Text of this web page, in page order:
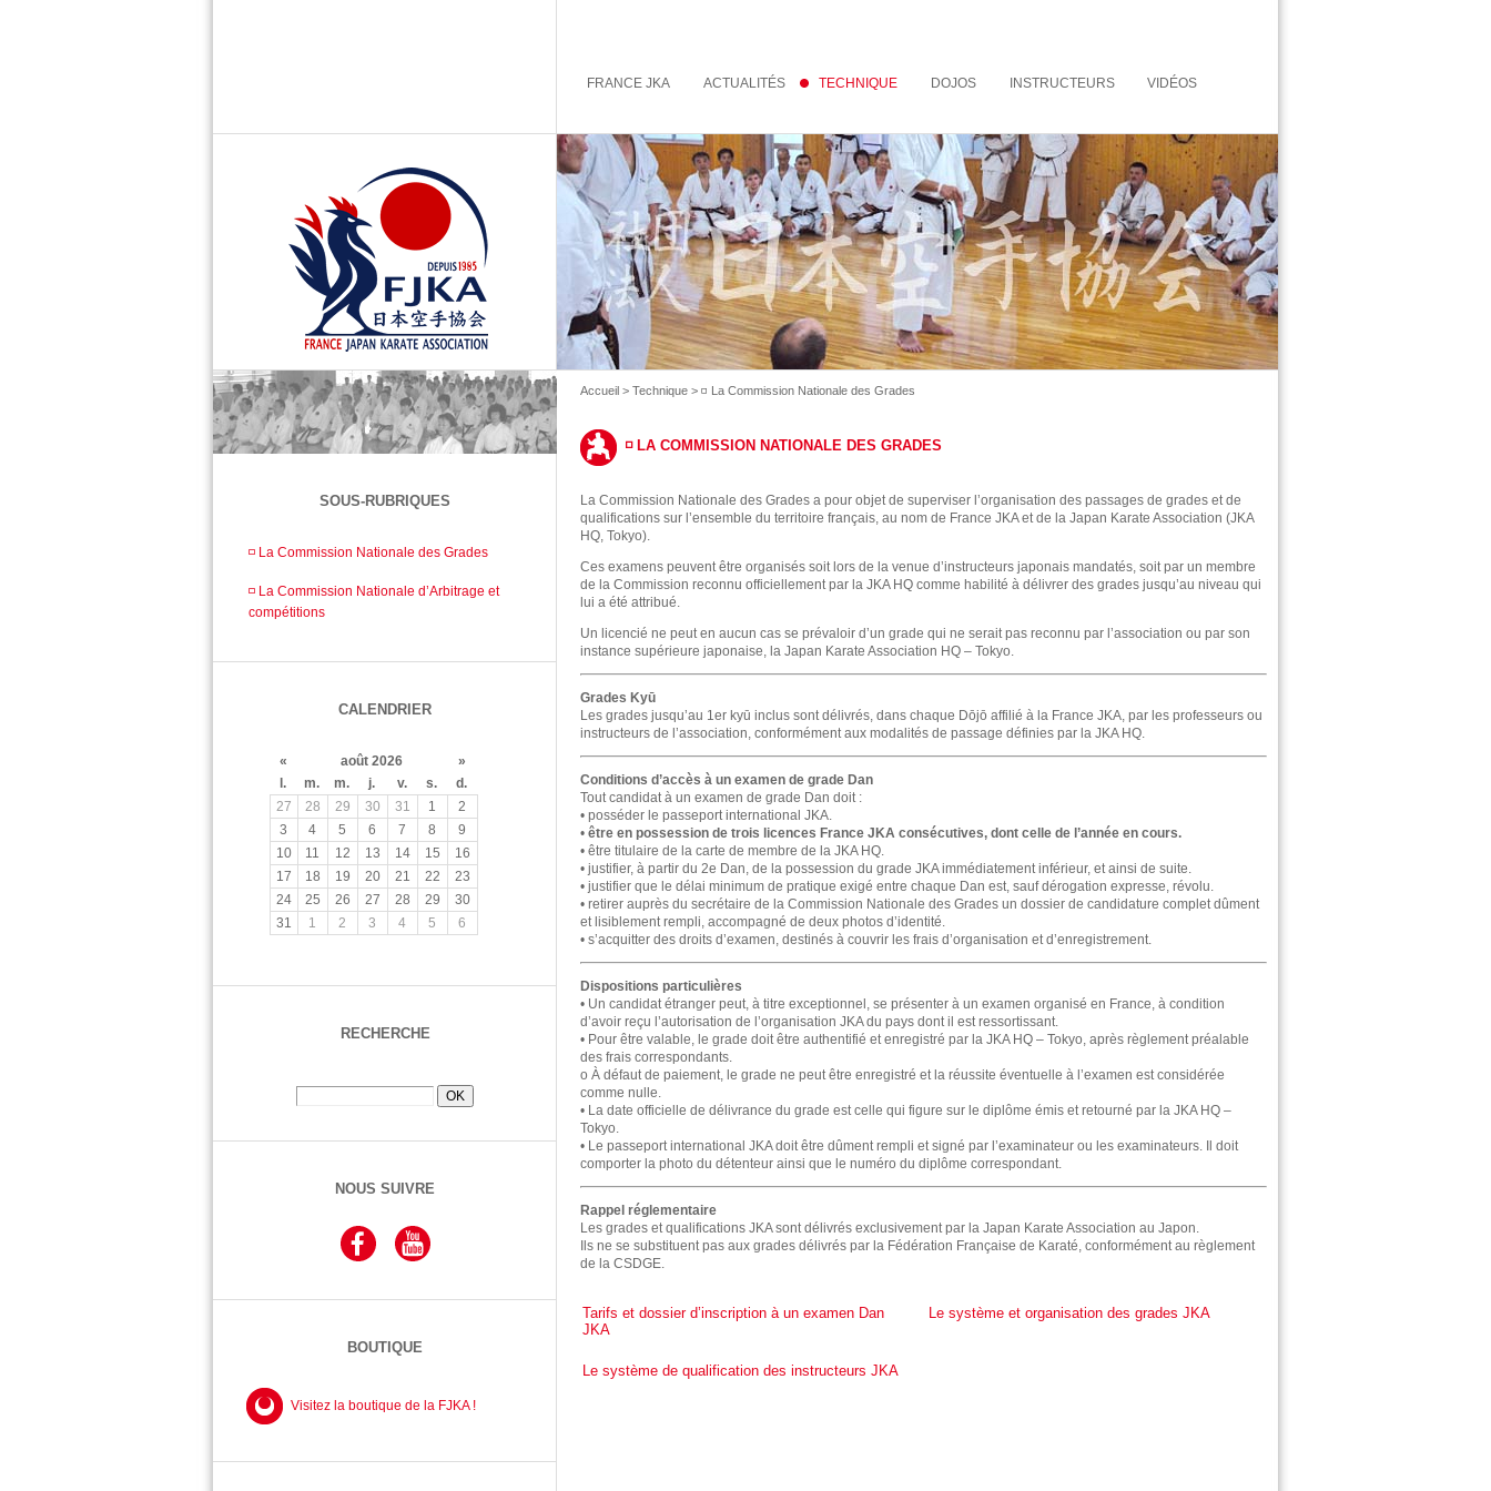
Accueil > Technique > ◽️ La Commission Nationale des Grades
◽️ LA COMMISSION NATIONALE DES GRADES
La Commission Nationale des Grades a pour objet de superviser l’organisation des passages de grades et de
qualifications sur l’ensemble du territoire français, au nom de France JKA et de la Japan Karate Association (JKA
HQ, Tokyo).
Ces examens peuvent être organisés soit lors de la venue d’instructeurs japonais mandatés, soit par un membre
de la Commission reconnu officiellement par la JKA HQ comme habilité à délivrer des grades jusqu’au niveau qui
lui a été attribué.
Un licencié ne peut en aucun cas se prévaloir d’un grade qui ne serait pas reconnu par l’association ou par son
instance supérieure japonaise, la Japan Karate Association HQ – Tokyo.
Grades Kyū
Les grades jusqu’au 1er kyū inclus sont délivrés, dans chaque Dōjō affilié à la France JKA, par les professeurs ou
instructeurs de l’association, conformément aux modalités de passage définies par la JKA HQ.
Conditions d’accès à un examen de grade Dan
Tout candidat à un examen de grade Dan doit :
• posséder le passeport international JKA.
• être en possession de trois licences France JKA consécutives, dont celle de l’année en cours.
• être titulaire de la carte de membre de la JKA HQ.
• justifier, à partir du 2e Dan, de la possession du grade JKA immédiatement inférieur, et ainsi de suite.
• justifier que le délai minimum de pratique exigé entre chaque Dan est, sauf dérogation expresse, révolu.
• retirer auprès du secrétaire de la Commission Nationale des Grades un dossier de candidature complet dûment
et lisiblement rempli, accompagné de deux photos d’identité.
• s’acquitter des droits d’examen, destinés à couvrir les frais d’organisation et d’enregistrement.
Dispositions particulières
• Un candidat étranger peut, à titre exceptionnel, se présenter à un examen organisé en France, à condition
d’avoir reçu l’autorisation de l’organisation JKA du pays dont il est ressortissant.
• Pour être valable, le grade doit être authentifié et enregistré par la JKA HQ – Tokyo, après règlement préalable
des frais correspondants.
o À défaut de paiement, le grade ne peut être enregistré et la réussite éventuelle à l’examen est considérée
comme nulle.
• La date officielle de délivrance du grade est celle qui figure sur le diplôme émis et retourné par la JKA HQ –
Tokyo.
• Le passeport international JKA doit être dûment rempli et signé par l’examinateur ou les examinateurs. Il doit
comporter la photo du détenteur ainsi que le numéro du diplôme correspondant.
Rappel réglementaire
Les grades et qualifications JKA sont délivrés exclusivement par la Japan Karate Association au Japon.
Ils ne se substituent pas aux grades délivrés par la Fédération Française de Karaté, conformément au règlement
de la CSDGE.
Tarifs et dossier d’inscription à un examen Dan
JKA
Le système et organisation des grades JKA
Le système de qualification des instructeurs JKA
FRANCE JKA ACTUALITÉS TECHNIQUE DOJOS INSTRUCTEURS VIDÉOS
SOUS-RUBRIQUES
◽️ La Commission Nationale des Grades
◽️ La Commission Nationale d’Arbitrage et
compétitions
CALENDRIER
« août 2026
»
l.
m. m. j. v. s.
d.
27
28 29 30 31 1
2
3
4 5 6 7 8
9
10
11 12 13 14 15
16
17
18 19 20 21 22
23
24
25 26 27 28 29
30
31
1 2 3 4 5 6
RECHERCHE
NOUS SUIVRE
BOUTIQUE
Visitez la boutique de la FJKA !